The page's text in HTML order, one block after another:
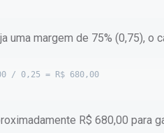
uma margem de 75% (0,75), o
R$ 680,00 para